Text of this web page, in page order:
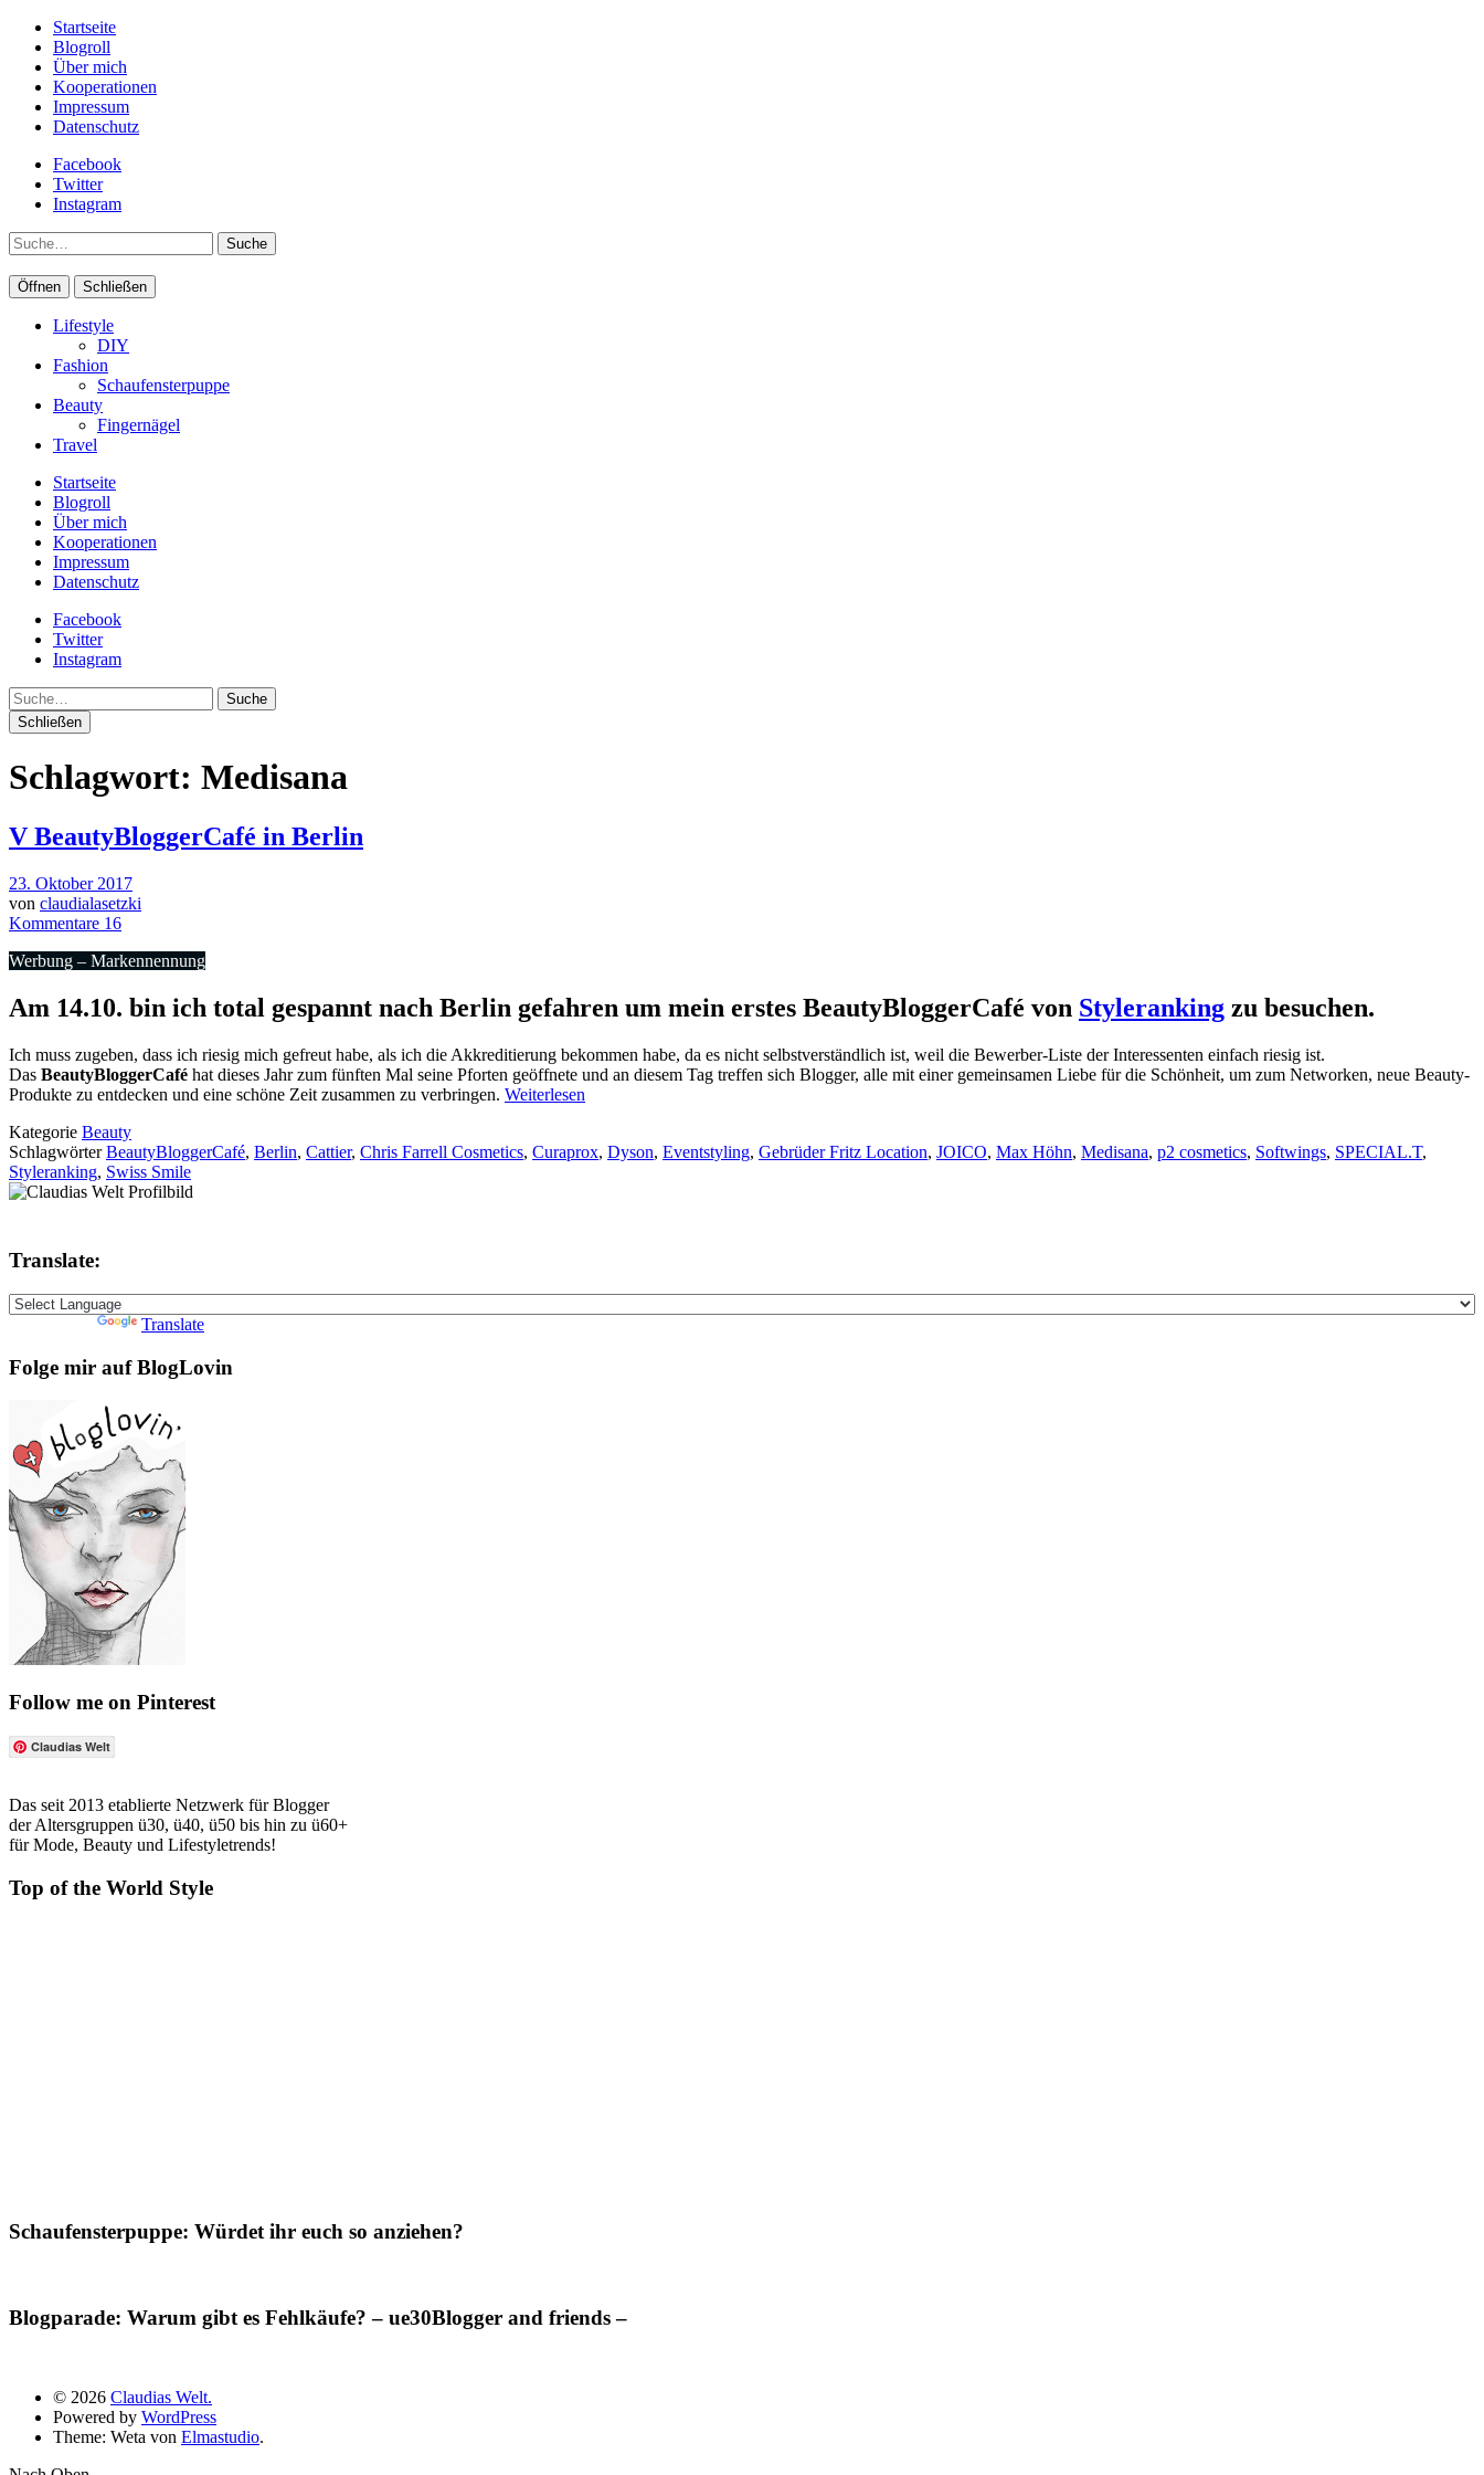
Startseite
Blogroll
Über mich
Kooperationen
Impressum
Datenschutz
Facebook
Twitter
Instagram
Suche
Öffnen Schließen
Lifestyle
DIY
Fashion
Schaufensterpuppe
Beauty
Fingernägel
Travel
Startseite
Blogroll
Über mich
Kooperationen
Impressum
Datenschutz
Facebook
Twitter
Instagram
Suche
Schließen
Schlagwort: Medisana
V BeautyBloggerCafé in Berlin
23. Oktober 2017
von claudialasetzki
Kommentare 16
Werbung – Markennennung
Am 14.10. bin ich total gespannt nach Berlin gefahren um mein erstes BeautyBloggerCafé von Styleranking zu besuchen.
Ich muss zugeben, dass ich riesig mich gefreut habe, als ich die Akkreditierung bekommen habe, da es nicht selbstverständlich ist, weil die Bewerber-Liste der Interessenten einfach riesig ist.
Das BeautyBloggerCafé hat dieses Jahr zum fünften Mal seine Pforten geöffnete und an diesem Tag treffen sich Blogger, alle mit einer gemeinsamen Liebe für die Schönheit, um zum Networken, neue Beauty-
Produkte zu entdecken und eine schöne Zeit zusammen zu verbringen. Weiterlesen
Kategorie Beauty
SchlagwörterBeautyBloggerCafé, Berlin, Cattier, Chris Farrell Cosmetics, Curaprox, Dyson, Eventstyling, Gebrüder Fritz Location, JOICO, Max Höhn, Medisana, p2 cosmetics, Softwings, SPECIAL.T,
Styleranking, Swiss Smile
Translate:
Translate
Folge mir auf BlogLovin
Follow me on Pinterest
Claudias Welt
Das seit 2013 etablierte Netzwerk für Blogger
der Altersgruppen ü30, ü40, ü50 bis hin zu ü60+
für Mode, Beauty und Lifestyletrends!
Top of the World Style
Schaufensterpuppe: Würdet ihr euch so anziehen?
Blogparade: Warum gibt es Fehlkäufe? – ue30Blogger and friends –
© 2026 Claudias Welt.
Powered by WordPress
Theme: Weta von Elmastudio.